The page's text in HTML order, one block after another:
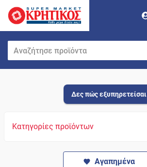
Δες πώς εξυπηρετείσαι
Κατηγορίες προϊόντων
Αγαπημένα